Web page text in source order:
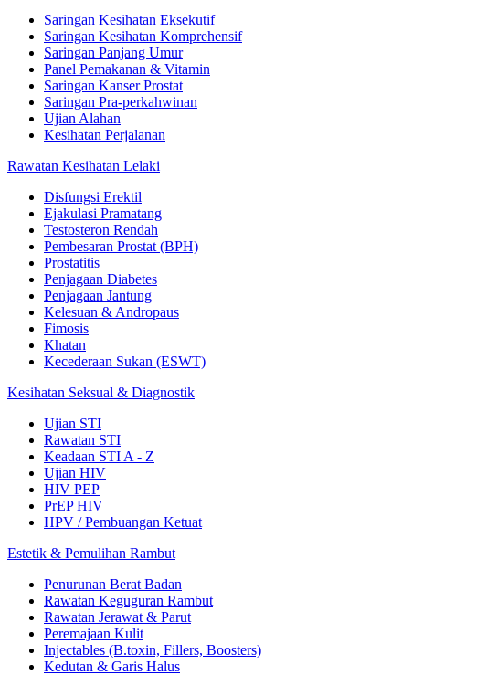
Saringan Kesihatan Eksekutif
Saringan Kesihatan Komprehensif
Saringan Panjang Umur
Panel Pemakanan & Vitamin
Saringan Kanser Prostat
Saringan Pra-perkahwinan
Ujian Alahan
Kesihatan Perjalanan
Rawatan Kesihatan Lelaki
Disfungsi Erektil
Ejakulasi Pramatang
Testosteron Rendah
Pembesaran Prostat (BPH)
Prostatitis
Penjagaan Diabetes
Penjagaan Jantung
Kelesuan & Andropaus
Fimosis
Khatan
Kecederaan Sukan (ESWT)
Kesihatan Seksual & Diagnostik
Ujian STI
Rawatan STI
Keadaan STI A - Z
Ujian HIV
HIV PEP
PrEP HIV
HPV / Pembuangan Ketuat
Estetik & Pemulihan Rambut
Penurunan Berat Badan
Rawatan Keguguran Rambut
Rawatan Jerawat & Parut
Peremajaan Kulit
Injectables (B.toxin, Fillers, Boosters)
Kedutan & Garis Halus